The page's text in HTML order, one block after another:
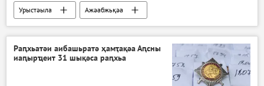
Урыстәыла Ажәабжьқәа
Раԥхьатәи аибашьратә ҳамҭақәа Аԥсны
иаԥырҵеит 31 шықәса раԥхьа